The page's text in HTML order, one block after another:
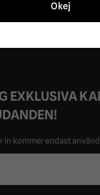
EXKLUSIVA
in kommer endast
Okej